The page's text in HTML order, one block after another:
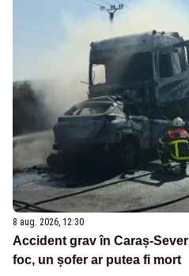
8 aug. 2026, 12:30
Accident grav în Caraș-
foc, un șofer ar putea fi mort